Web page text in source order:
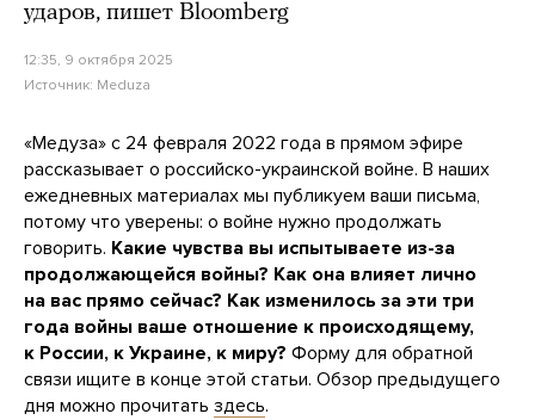
ударов, пишет Bloomberg
12:35, 9 октября 2025
Источник: Meduza
«Медуза» с 24 февраля 2022 года в прямом эфире
рассказывает о российско-украинской войне. В наших
ежедневных материалах мы публикуем ваши письма,
потому что уверены: о войне нужно продолжать
говорить. Какие чувства вы испытываете из-за
продолжающейся войны? Как она влияет лично
на вас прямо сейчас? Как изменилось за эти три
года войны ваше отношение к происходящему,
к России, к Украине, к миру? Форму для обратной
связи ищите в конце этой статьи. Обзор предыдущего
дня можно прочитать здесь.